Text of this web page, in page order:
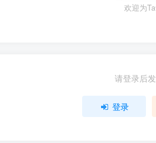
欢迎为
请登录后
登录